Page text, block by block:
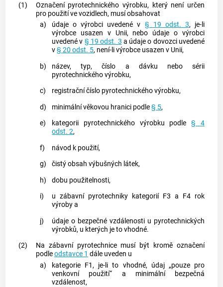
(1) Označení pyrotechnického výrobku, který není určen
pro použití ve vozidlech, musí obsahovat
a)
údaje ovýrobci uvedené v § 19 odst. 3, je-li
výrobce usazen v Unii, nebo údaje o výrobci
uvedené v § 19 odst. 3 a údaje o dovozciuvedené
v§ 20 odst. 5, není-livýrobce usazen v Unii,
b)
název, typ, číslo a dávku nebo sérii
pyrotechnického výrobku,
c)
registrační číslo pyrotechnického výrobku,
d)
minimální věkovou hranici podle§ 5,
e)
kategorii pyrotechnického výrobku podle§ 4
odst. 2,
f)
návod k použití,
g)
čistý obsah výbušných látek,
h)
dobu použitelnosti,
i)
uzábavní pyrotechniky kategorií F3 a F4 rok
výroby a
j)
údaje o bezpečné vzdálenosti u pyrotechnických
výrobků, u kterých je to vhodné.
(2)
Na zábavní pyrotechnicemusí být kromě označení
podleodstavce 1 dále uveden u
a)
kategorie F1, je-li to vhodné, údaj „pouze pro
venkovní použití“ a minimální bezpečná
vzdálenost,